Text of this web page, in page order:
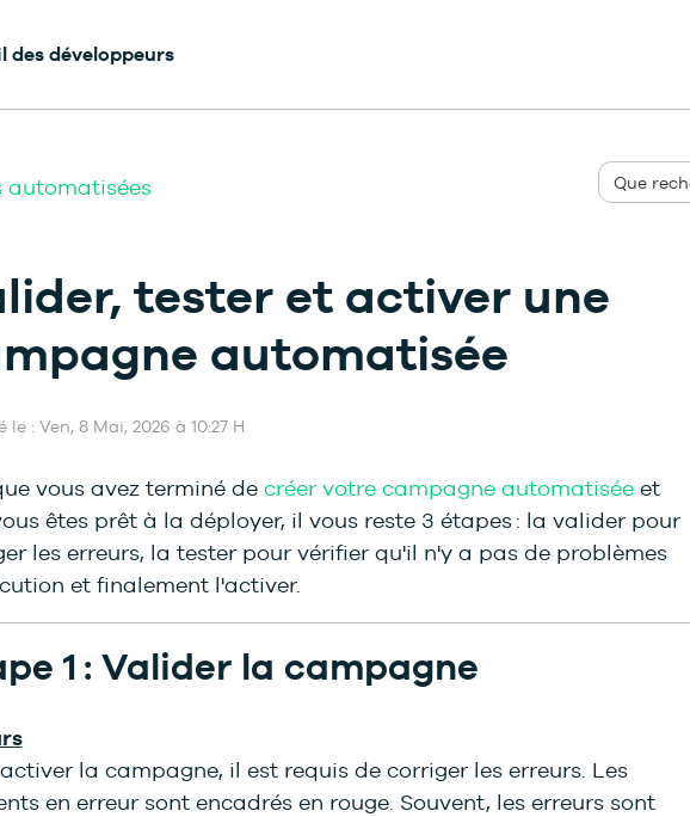
des développeurs
automatisées
tester et activer une
automatisée
le : Ven, 8 Mai, 2026 à 10:27 H
vous avez terminé de créer votre campagne automatiséeet
êtes prêt à la déployer, il vous reste 3 étapes : la valider pour
les erreurs, la tester pour vérifier qu'il n'y a pas de problèmes
et finalement l'activer.
1 : Valider la campagne
la campagne, il est requis de corriger les erreurs. Les
en erreur sont encadrés en rouge. Souvent, les erreurs sont